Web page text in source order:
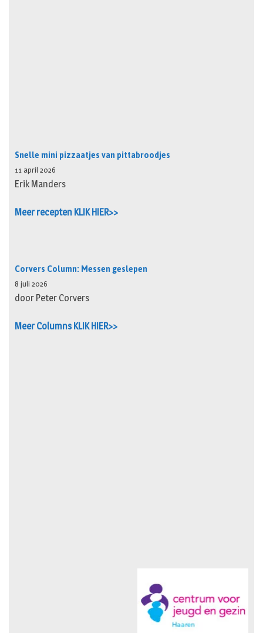
Snelle mini pizzaatjes van pittabroodjes
11 april 2026
Erik Manders
Meer recepten KLIK HIER>>
Corvers Column: Messen geslepen
8 juli 2026
door Peter Corvers
Meer Columns KLIK HIER>>